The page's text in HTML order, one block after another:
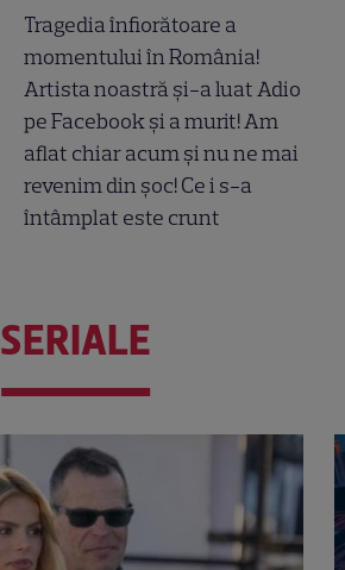
Tragedia înfiorătoare a
momentului în România!
Artista noastră și-a luat Adio
pe Facebook și a murit! Am
aflat chiar acum și nu ne mai
revenim din șoc! Ce i s-a
întâmplat este crunt
SERIALE